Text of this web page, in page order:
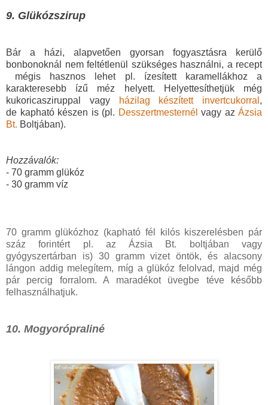
9. Glükózszirup
Bár a házi, alapvetően gyorsan fogyasztásra kerülő
bonbonoknál nem feltétlenül szükséges használni, a recept
mégis hasznos lehet pl. ízesített karamellákhoz a
karakteresebb ízű méz helyett.
Helyettesíthetjük még
kukoricasziruppal vagy
házilag készített invertcukorral ,
de kapható készen is (pl. Desszertmesternél vagy az Ázsia
Bt. Boltjában).
Hozzávalók:
- 70 gramm glükóz
- 30 gramm víz
70 gramm glükózhoz (kapható fél kilós kiszerelésben pár
száz forintért pl. az Ázsia Bt. boltjában vagy
gyógyszertárban is) 30 gramm vizet öntök, és alacsony
lángon addig melegítem, míg a glükóz felolvad, majd még
pár percig forralom. A maradékot üvegbe téve később
felhasználhatjuk.
10. Mogyorópraliné